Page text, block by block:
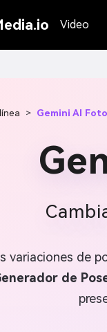
Video
> Gemini AI
variaciones de
de